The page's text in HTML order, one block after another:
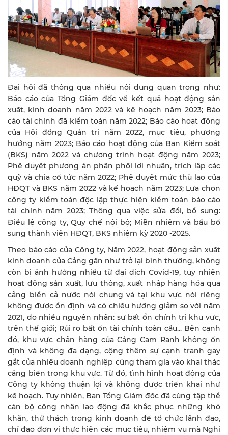
Đại hội đã thông qua nhiều nội dung quan trọng như:
Báo cáo của Tổng Giám đốc về kết quả hoạt động sản
xuất, kinh doanh năm 2022 và kế hoạch năm 2023; Báo
cáo tài chính đã kiểm toán năm 2022; Báo cáo hoạt động
của Hội đồng Quản trị năm 2022, mục tiêu, phương
hướng năm 2023; Báo cáo hoạt động của Ban Kiểm soát
(BKS) năm 2022 và chương trình hoạt động năm 2023;
Phê duyệt phương án phân phối lợi nhuận, trích lập các
quỹ và chia cổ tức năm 2022; Phê duyệt mức thù lao của
HĐQT và BKS năm 2022 và kế hoạch năm 2023; Lựa chọn
công ty kiểm toán độc lập thực hiện kiểm toán báo cáo
tài chính năm 2023; Thông qua việc sửa đổi, bổ sung:
Điều lệ công ty, Quy chế nội bộ; Miễn nhiệm và bầu bổ
sung thành viên HĐQT, BKS nhiệm kỳ 2020 -2025.
Theo báo cáo của Công ty, Năm 2022, hoạt động sản xuất
kinh doanh của Cảng gần như trở lại bình thường, không
còn bị ảnh hưởng nhiều từ đại dịch Covid-19, tuy nhiên
hoạt động sản xuất, lưu thông, xuất nhập hàng hóa qua
cảng biển cả nước nói chung và tại khu vực nói riêng
không được ổn định và có chiều hướng giảm so với năm
2021, do nhiều nguyên nhân: sự bất ổn chính trị khu vực,
trên thế giới; Rủi ro bất ổn tài chính toàn cầu... Bên cạnh
đó, khu vực chân hàng của Cảng Cam Ranh không ổn
định và không đa dạng, cộng thêm sự cạnh tranh gay
gắt của nhiều doanh nghiệp cùng tham gia vào khai thác
cảng biển trong khu vực. Từ đó, tình hình hoạt động của
Công ty không thuận lợi và không được triển khai như
kế hoạch. Tuy nhiên, Ban Tổng Giám đốc đã cùng tập thể
cán bộ công nhân lao động đã khắc phục những khó
khăn, thử thách trong kinh doanh để tổ chức lãnh đạo,
chỉ đạo đơn vị thực hiện các mục tiêu, nhiệm vụ mà Nghị